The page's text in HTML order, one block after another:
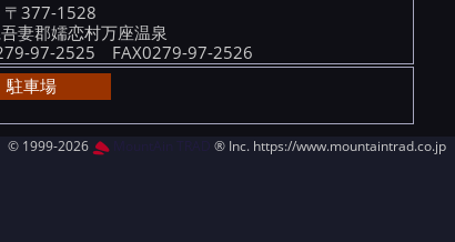
〒377-1528
妻郡嬬恋村万座温泉
97-2525 FAX0279-97-2526
駐車場
© 1999-2026 MountAin TRAD ® Inc. https://www.mountaintrad.co.jp